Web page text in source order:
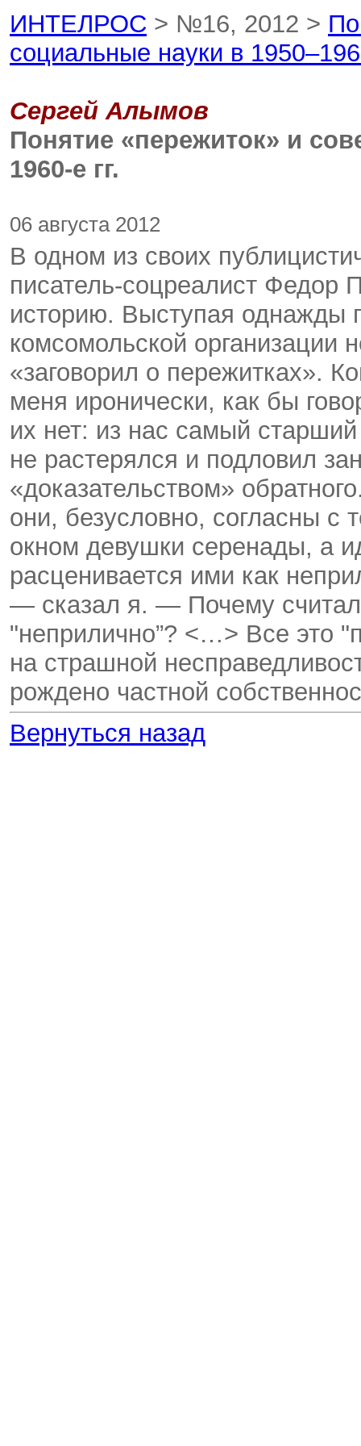
ИНТЕЛРОС > №16, 2012 >
социальные науки в
Сергей Алымов
Понятие «пережиток» и
1960-е гг.
06 августа 2012
В одном из своих
писатель-соцреалист
историю. Выступая однажды
комсомольской организации
«заговорил о пережитках».
меня иронически, как бы
их нет: из нас самый
не растерялся и подловил
«доказательством»
они, безусловно, согласны с
окном девушки серенады, а
расценивается ими как
— сказал я. — Почему
"неприлично”? <…> Все это
на страшной
рождено частной
Вернуться назад